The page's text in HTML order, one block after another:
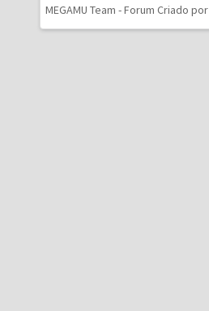
MEGAMU Team - Forum Criado por